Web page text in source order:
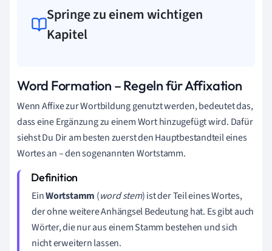
Springe zu einem wichtigen
Kapitel
Word Formation – Regeln für Affixation
Wenn Affixe zur Wortbildung genutzt werden, bedeutet das,
dass eine Ergänzung zu einem Wort hinzugefügt wird. Dafür
siehst Du Dir am besten zuerst den Hauptbestandteil eines
Wortes an – den sogenannten Wortstamm.
EinWortstamm (word stem) ist der Teil eines Wortes,
der ohne weitere Anhängsel Bedeutung hat. Es gibt auch
Wörter, die nur aus einem Stamm bestehen und sich
nicht erweitern lassen.